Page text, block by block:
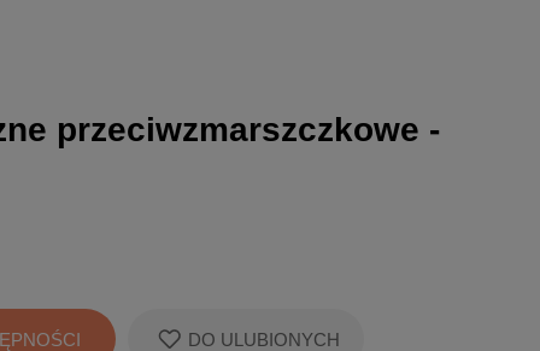
przeciwzmarszczkowe -
DO ULUBIONYCH